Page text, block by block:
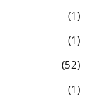
1
1
52
1